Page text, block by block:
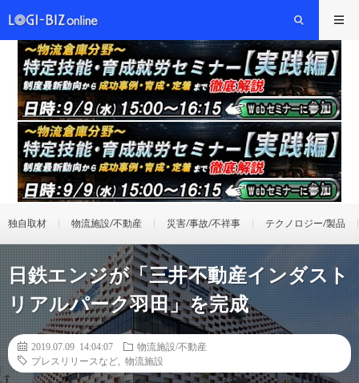
独自取材 物流施設/不動産 災害/事故/不祥事 テクノロジー/製品
日鉄エンジが「三井不動産インダスト
リアルパーク羽田」を完成
2019.07.09 14:04:07
物流施設/不動産
プレスリリースなど
物流施設